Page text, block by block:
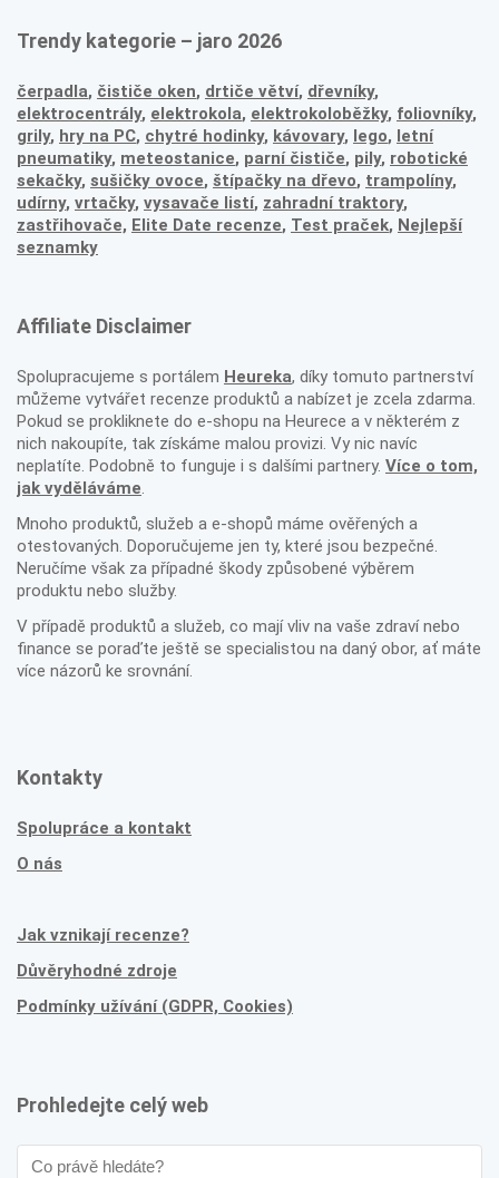
Trendy kategorie – jaro 2026
čerpadla, čističe oken, drtiče větví, dřevníky,
elektrocentrály, elektrokola, elektrokoloběžky, foliovníky,
grily, hry na PC, chytré hodinky, kávovary, lego, letní
pneumatiky, meteostanice, parní čističe, pily, robotické
sekačky, sušičky ovoce, štípačky na dřevo, trampolíny,
udírny, vrtačky, vysavače listí, zahradní traktory,
zastřihovače, Elite Date recenze, Test praček, Nejlepší
seznamky
Affiliate Disclaimer
Spolupracujeme s portálem Heureka, díky tomuto partnerství
můžeme vytvářet recenze produktů a nabízet je zcela zdarma.
Pokud se prokliknete do e-shopu na Heurece a v některém z
nich nakoupíte, tak získáme malou provizi. Vy nic navíc
neplatíte. Podobně to funguje i s dalšími partnery. Více o tom,
jak vyděláváme.
Mnoho produktů, služeb a e-shopů máme ověřených a
otestovaných. Doporučujeme jen ty, které jsou bezpečné.
Neručíme však za případné škody způsobené výběrem
produktu nebo služby.
V případě produktů a služeb, co mají vliv na vaše zdraví nebo
finance se poraďte ještě se specialistou na daný obor, ať máte
více názorů ke srovnání.
Kontakty
Spolupráce a kontakt
O nás
Jak vznikají recenze?
Důvěryhodné zdroje
Podmínky užívání (GDPR, Cookies)
Prohledejte celý web